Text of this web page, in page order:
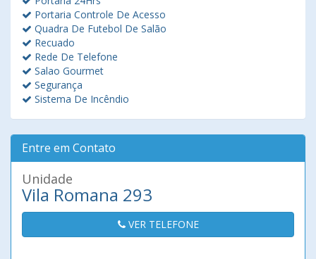
Portaria Controle De Acesso
Quadra De Futebol De Salão
Recuado
Rede De Telefone
Salao Gourmet
Segurança
Sistema De Incêndio
Entre em Contato
Unidade
Vila Romana 293
VER TELEFONE